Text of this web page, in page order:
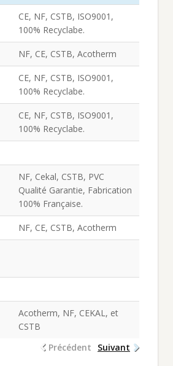
CE, NF, CSTB, ISO9001,
100% Recyclabe.
NF, CE, CSTB, Acotherm
CE, NF, CSTB, ISO9001,
100% Recyclabe.
CE, NF, CSTB, ISO9001,
100% Recyclabe.
NF, Cekal, CSTB, PVC
Qualité Garantie, Fabrication
100% Française.
NF, CE, CSTB, Acotherm
Acotherm, NF, CEKAL, et
CSTB
Précédent Suivant